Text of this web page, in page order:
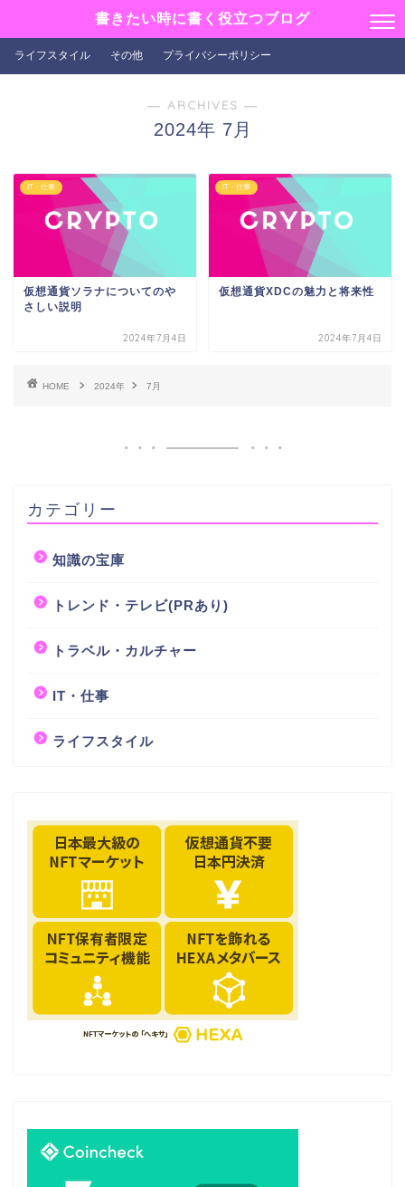
書きたい時に書く役立つブログ
ライフスタイル その他 プライバシーポリシー
― ARCHIVES ―
2024年 7月
IT・仕事
仮想通貨ソラナについてのや
さしい説明
2024年7月4日
IT・仕事
仮想通貨XDCの魅力と将来性
2024年7月4日
HOME 2024年 7月
カテゴリー
知識の宝庫
トレンド・テレビ(PRあり)
トラベル・カルチャー
IT・仕事
ライフスタイル